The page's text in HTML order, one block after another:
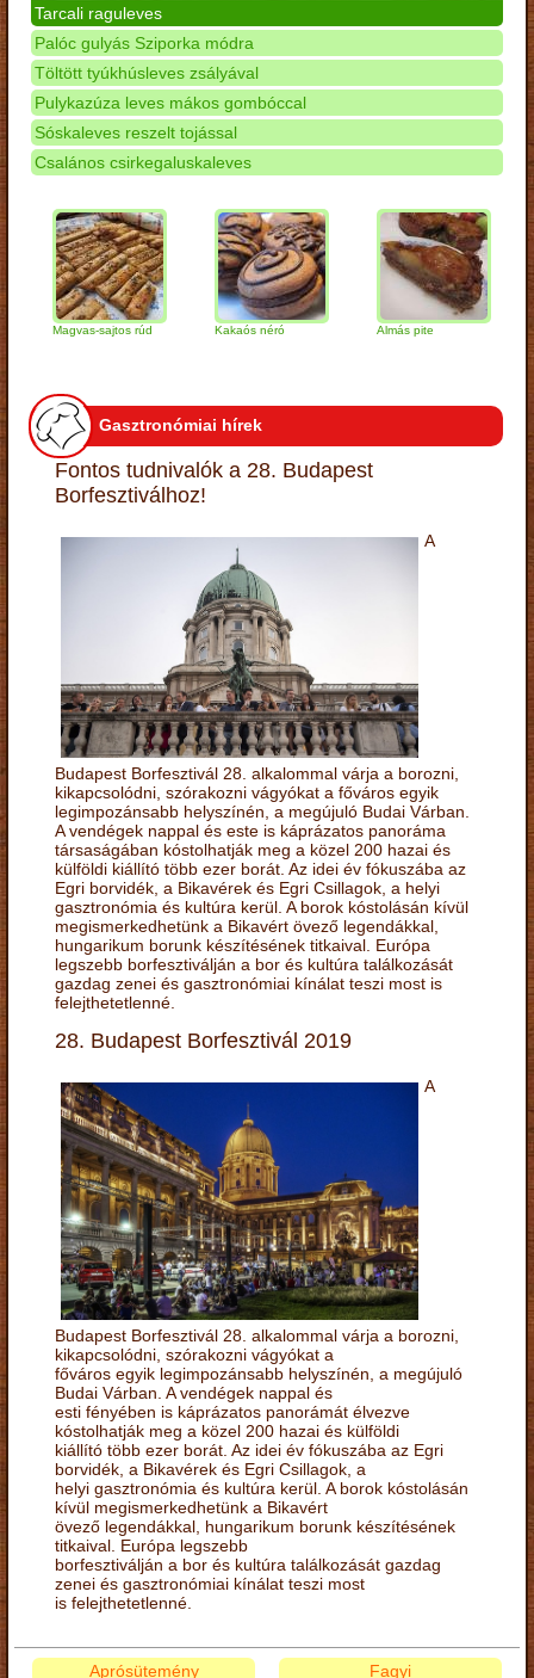
Tarcali raguleves
Palóc gulyás Sziporka módra
Töltött tyúkhúsleves zsályával
Pulykazúza leves mákos gombóccal
Sóskaleves reszelt tojással
Csalános csirkegaluskaleves
Magvas-sajtos rúd Kakaós néró Almás pite
Gasztronómiai hírek
Fontos tudnivalók a 28. Budapest
Borfesztiválhoz!
A
Budapest Borfesztivál 28. alkalommal várja a borozni,
kikapcsolódni, szórakozni vágyókat a főváros egyik
legimpozánsabb helyszínén, a megújuló Budai Várban.
A vendégek nappal és este is káprázatos panoráma
társaságában kóstolhatják meg a közel 200 hazai és
külföldi kiállító több ezer borát. Az idei év fókuszába az
Egri borvidék, a Bikavérek és Egri Csillagok, a helyi
gasztronómia és kultúra kerül. A borok kóstolásán kívül
megismerkedhetünk a Bikavért övező legendákkal,
hungarikum borunk készítésének titkaival. Európa
legszebb borfesztiválján a bor és kultúra találkozását
gazdag zenei és gasztronómiai kínálat teszi most is
felejthetetlenné.
28. Budapest Borfesztivál 2019
A
Budapest Borfesztivál 28. alkalommal várja a borozni,
kikapcsolódni, szórakozni vágyókat a
főváros egyik legimpozánsabb helyszínén, a megújuló
Budai Várban. A vendégek nappal és
esti fényében is káprázatos panorámát élvezve
kóstolhatják meg a közel 200 hazai és külföldi
kiállító több ezer borát. Az idei év fókuszába az Egri
borvidék, a Bikavérek és Egri Csillagok, a
helyi gasztronómia és kultúra kerül. A borok kóstolásán
kívül megismerkedhetünk a Bikavért
övező legendákkal, hungarikum borunk készítésének
titkaival. Európa legszebb
borfesztiválján a bor és kultúra találkozását gazdag
zenei és gasztronómiai kínálat teszi most
is felejthetetlenné.
Aprósütemény Fagyi